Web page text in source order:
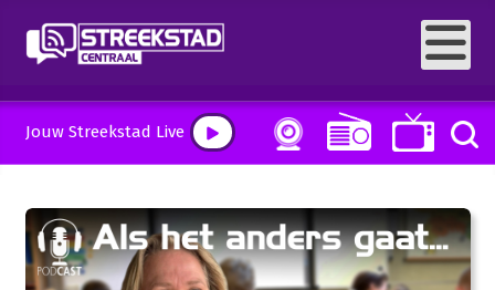
Jouw Streekstad Live